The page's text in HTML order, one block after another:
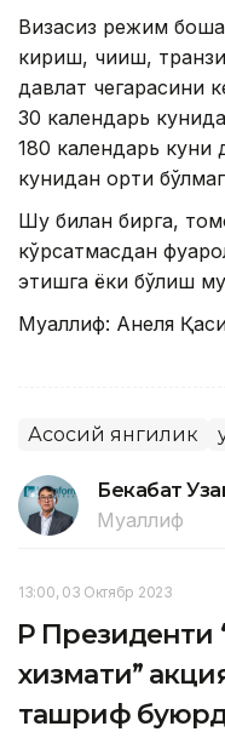
Визасиз режим
кириш, чиқиш,
давлат чегарасини
30 календарь
180 календарь
кунидан ортиқ
Шу билан бирга,
кўрсатмасдан
этишга ёки бўлиш
Муаллиф: Анеля
Асосий янгилик
Бекабат
Муаллиф
13:00, 03 Октябр 2023
ҚР Президенти
хизмати”
ташриф